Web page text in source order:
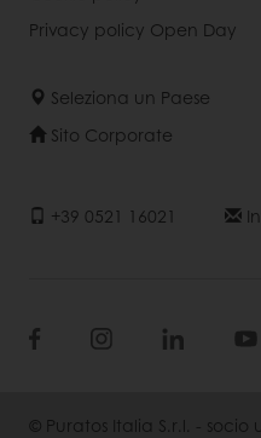
Privacy policy Open Day
Seleziona un Paese
Sito Corporate
+39 0521 16021
© Puratos Italia S.r.l. - socio